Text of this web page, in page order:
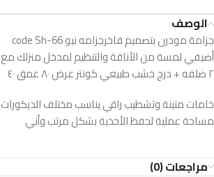
الوصف
جزامة مودرن بتصميم فاخرجزامه نيو code Sh-66
أضيفي لمسة من الأناقة والتنظيم لمدخل منزلك
٢ ضلفه + درج خشب طبيعي كونتر عرض ٨٠ عمق ٤٠
خامات متينة وتشطيب راقي يناسب مختلف الديكورات
مساحة عملية لحفظ الأحذية بشكل مرتب وأني
مراجعات (0)